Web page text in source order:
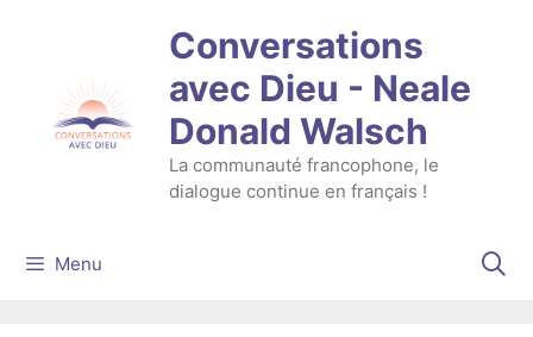
Conversations
avec Dieu - Neale
Donald Walsch
La communauté francophone, le
dialogue continue en français !
Menu